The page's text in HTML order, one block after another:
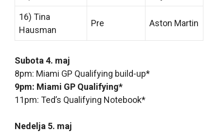
16) Tina
Hausman
Pre Aston Martin
Subota 4. maj
8pm: Miami GP Qualifying build-up*
9pm: Miami GP Qualifying*
11pm: Ted’s Qualifying Notebook*
Nedelja 5. maj